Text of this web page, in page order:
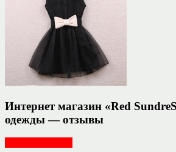
Интернет магазин «Red
одежды — отзывы